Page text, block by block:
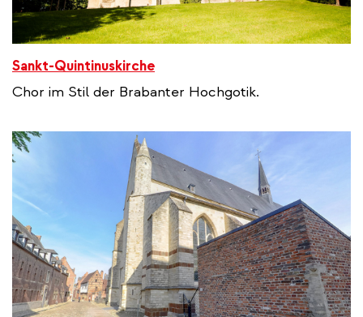
Sankt-Quintinuskirche
Chor im Stil der Brabanter Hochgotik.